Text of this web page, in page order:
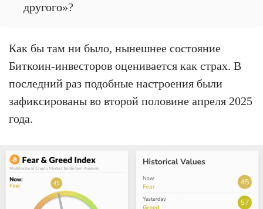
другого»?
Как бы там ни было, нынешнее состояние
Биткоин-инвесторов оценивается как страх. В
последний раз подобные настроения были
зафиксированы во второй половине апреля 2025
года.